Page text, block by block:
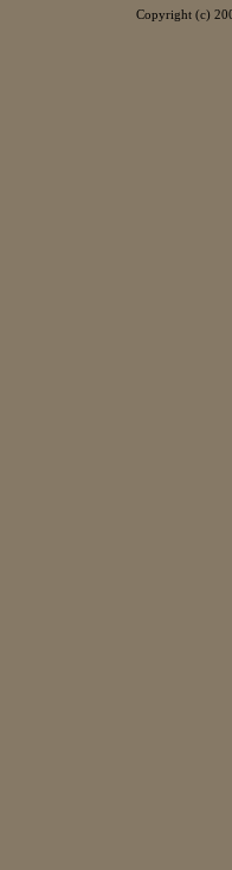
Copyright (c)